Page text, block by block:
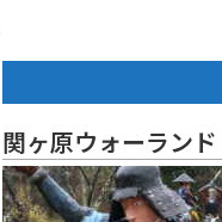
関ヶ原ウォーランド